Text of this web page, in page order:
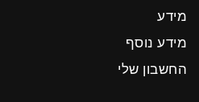
מידע
מידע נוסף
החשבון שלי